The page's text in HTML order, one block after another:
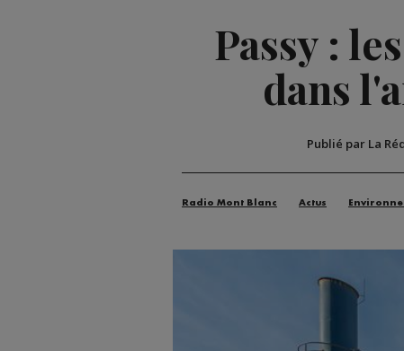
Passy :
dans
Publié par La
Radio Mont Blanc Actus